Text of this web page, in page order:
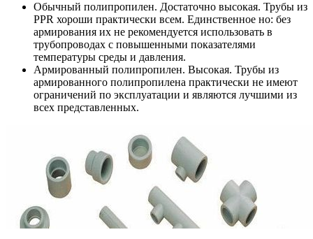
Обычный полипропилен. Достаточно высокая. Трубы из
PPR хороши практически всем. Единственное но: без
армирования их не рекомендуется использовать в
трубопроводах с повышенными показателями
температуры среды и давления.
Армированный полипропилен. Высокая. Трубы из
армированного полипропилена практически не имеют
ограничений по эксплуатации и являются лучшими из
всех представленных.